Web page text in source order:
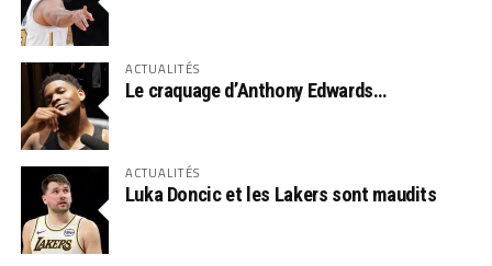
ACTUALITÉS
Le craquage d’Anthony Edwards…
ACTUALITÉS
Luka Doncic et les Lakers sont maudits